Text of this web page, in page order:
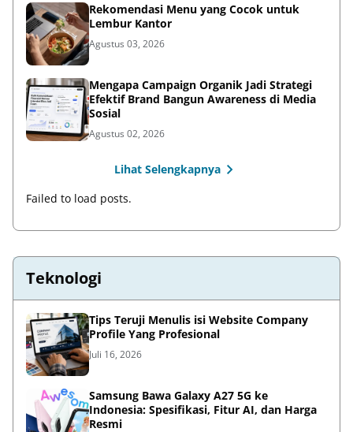
Rekomendasi Menu yang Cocok untuk
Lembur Kantor
Agustus 03, 2026
Mengapa Campaign Organik Jadi Strategi
Efektif Brand Bangun Awareness di Media
Sosial
Agustus 02, 2026
Lihat Selengkapnya
Failed to load posts.
Teknologi
Tips Teruji Menulis isi Website Company
Profile Yang Profesional
Juli 16, 2026
Samsung Bawa Galaxy A27 5G ke
Indonesia: Spesifikasi, Fitur AI, dan Harga
Resmi